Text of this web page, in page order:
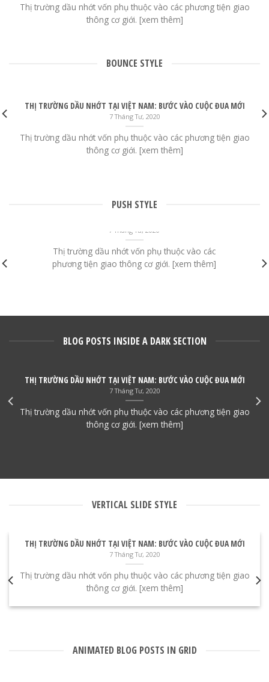
Thị trường dầu nhớt vốn phụ thuộc vào các phương tiện giao
thông cơ giới. [xem thêm]
BOUNCE STYLE
THỊ TRƯỜNG DẦU NHỚT TẠI VIỆT NAM: BƯỚC VÀO CUỘC ĐUA MỚI
7 Tháng Tư, 2020
Thị trường dầu nhớt vốn phụ thuộc vào các phương tiện giao
thông cơ giới. [xem thêm]
PUSH STYLE
THỊ TRƯỜNG DẦU NHỚT TẠI VIỆT NAM: BƯỚC VÀO CUỘC
7 Tháng Tư, 2020
Thị trường dầu nhớt vốn phụ thuộc vào các
phương tiện giao thông cơ giới. [xem thêm]
BLOG POSTS INSIDE A DARK SECTION
THỊ TRƯỜNG DẦU NHỚT TẠI VIỆT NAM: BƯỚC VÀO CUỘC ĐUA MỚI
7 Tháng Tư, 2020
Thị trường dầu nhớt vốn phụ thuộc vào các phương tiện giao
thông cơ giới. [xem thêm]
VERTICAL SLIDE STYLE
THỊ TRƯỜNG DẦU NHỚT TẠI VIỆT NAM: BƯỚC VÀO CUỘC ĐUA MỚI
7 Tháng Tư, 2020
Thị trường dầu nhớt vốn phụ thuộc vào các phương tiện giao
thông cơ giới. [xem thêm]
ANIMATED BLOG POSTS IN GRID